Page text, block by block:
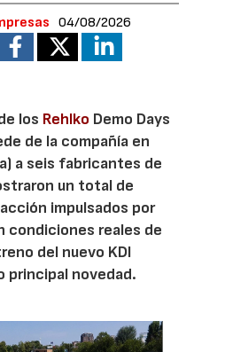
04/08/2026
los Rehlko Demo Days
de la compañía en
a seis fabricantes de
un total de
impulsados por
condiciones reales de
del nuevo KDI
principal novedad.